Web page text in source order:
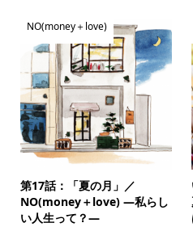
NO(money＋love)
第17話：「夏の月」／
NO(money＋love) —私らし
い人生って？—